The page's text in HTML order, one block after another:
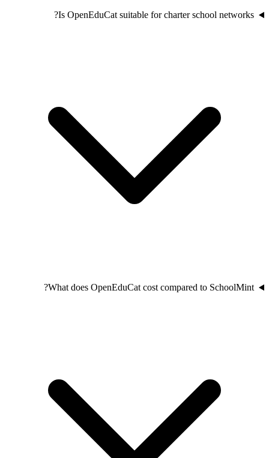
Is OpenEduCat suitable for charter school networks?
What does OpenEduCat cost compared to SchoolMint?